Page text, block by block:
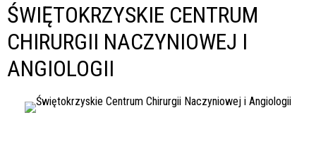
ŚWIĘTOKRZYSKIE CENTRUM
CHIRURGII NACZYNIOWEJ I
ANGIOLOGII